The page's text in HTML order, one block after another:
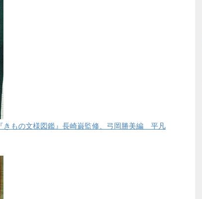
『きもの文様図鑑』長崎巌監修、弓岡勝美編 平凡